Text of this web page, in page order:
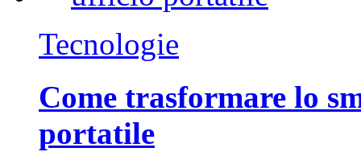
Tecnologie
Come trasformare lo
portatile